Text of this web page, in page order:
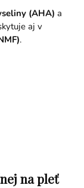
(AHA) a
aj v
.
na pleť